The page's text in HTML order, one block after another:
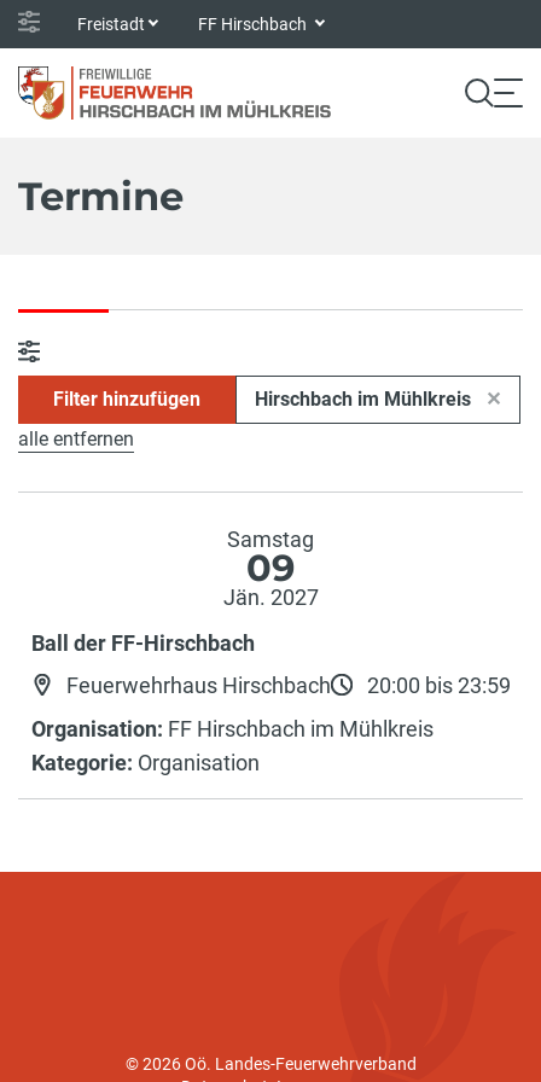
Freistadt FF Hirschbach
Termine
Filter hinzufügen
Hirschbach im Mühlkreis
alle entfernen
Samstag
09
Jän. 2027
Ball der FF-Hirschbach
Feuerwehrhaus Hirschbach
20:00 bis 23:59
Organisation: FF Hirschbach im Mühlkreis
Kategorie: Organisation
© 2026 Oö. Landes-Feuerwehrverband